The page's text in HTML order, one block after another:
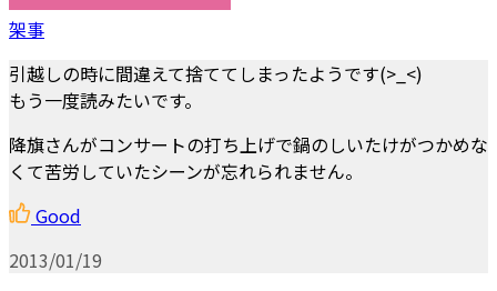
架事
引越しの時に間違えて捨ててしまったようです(>_<)
もう一度読みたいです。
降旗さんがコンサートの打ち上げで鍋のしいたけがつかめな
くて苦労していたシーンが忘れられません。
Good
2013/01/19